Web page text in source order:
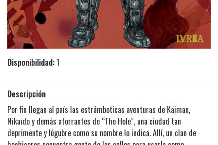
Disponibilidad:1
Descripción
Por fin llegan al país las estrámboticas aventuras de Kaiman,
Nikaido y demás atorrantes de “The Hole”, una ciudad tan
deprimente y lúgubre como su nombre lo indica. Allí, un clan de